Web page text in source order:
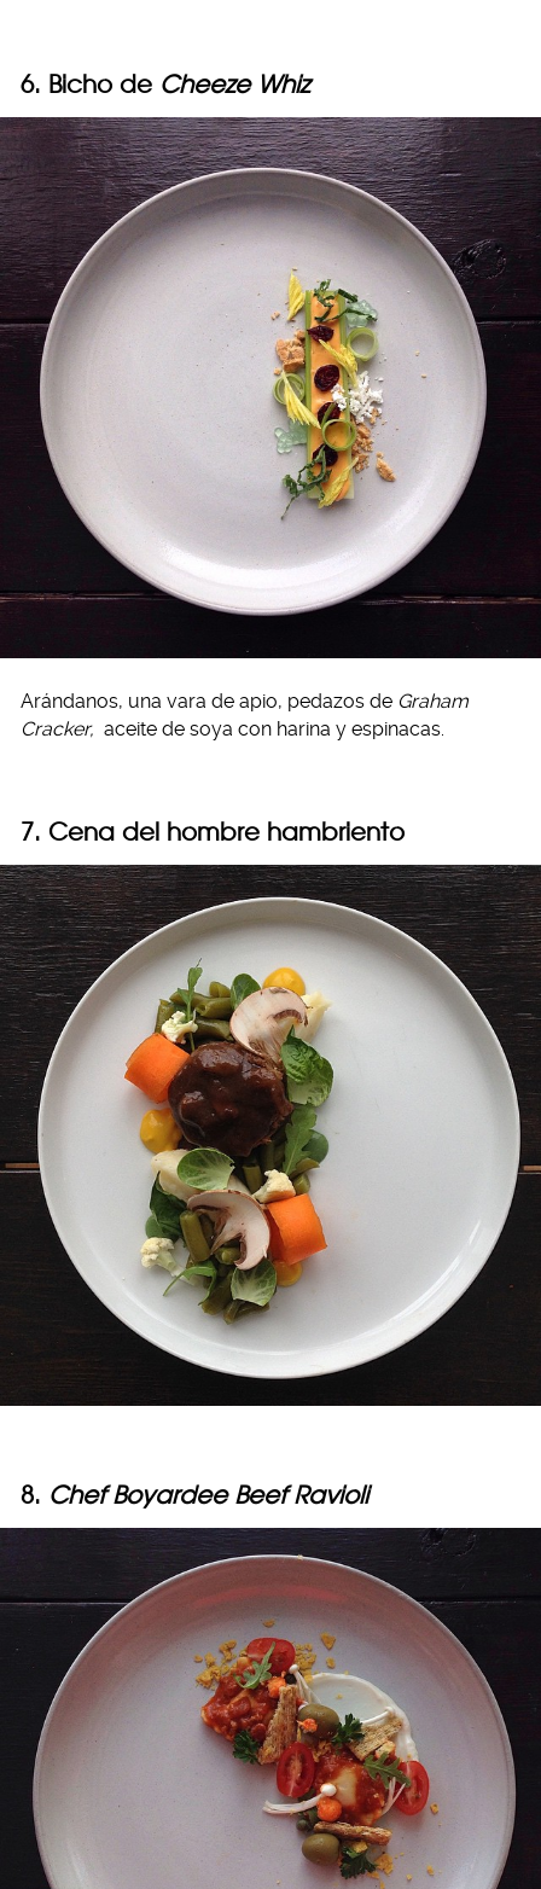
6. Bicho de Cheeze Whiz
Arándanos, una vara de apio, pedazos de Graham
Cracker, aceite de soya con harina y espinacas.
7. Cena del hombre hambriento
8. Chef Boyardee Beef Ravioli